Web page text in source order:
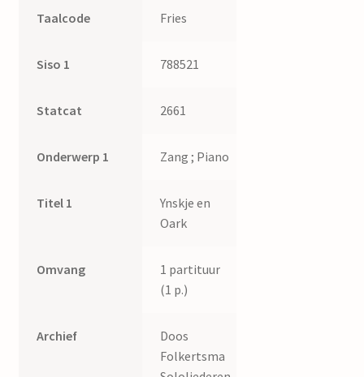
Taalcode Fries
Siso 1 788521
Statcat 2661
Onderwerp 1 Zang ; Piano
Titel 1
Ynskje en
Oark
Omvang
1 partituur
(1 p.)
Archief
Doos
Folkertsma